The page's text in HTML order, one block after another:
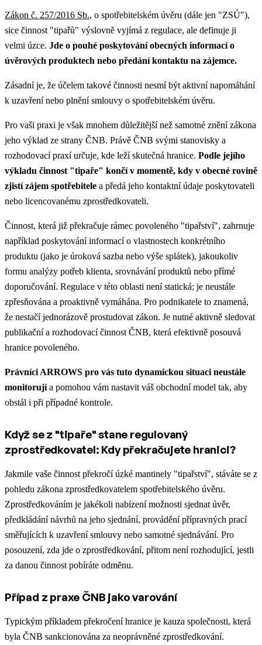
Zákon č. 257/2016 Sb., o spotřebitelském úvěru (dále jen "ZSÚ"),
sice činnost "tipařů" výslovně vyjímá z regulace, ale definuje ji
velmi úzce. Jde o pouhé poskytování obecných informací o
úvěrových produktech nebo předání kontaktu na zájemce.
Zásadní je, že účelem takové činnosti nesmí být aktivní napomáhání
k uzavření nebo plnění smlouvy o spotřebitelském úvěru.
Pro vaši praxi je však mnohem důležitější než samotné znění zákona
jeho výklad ze strany ČNB. Právě ČNB svými stanovisky a
rozhodovací praxí určuje, kde leží skutečná hranice. Podle jejího
výkladu činnost "tipaře" končí v momentě, kdy v obecné rovině
zjistí zájem spotřebitele a předá jeho kontaktní údaje poskytovateli
nebo licencovanému zprostředkovateli.
Činnost, která již překračuje rámec povoleného "tipařství", zahrnuje
například poskytování informací o vlastnostech konkrétního
produktu (jako je úroková sazba nebo výše splátek), jakoukoliv
formu analýzy potřeb klienta, srovnávání produktů nebo přímé
doporučování. Regulace v této oblasti není statická; je neustále
zpřesňována a proaktivně vymáhána. Pro podnikatele to znamená,
že nestačí jednorázově prostudovat zákon. Je nutné aktivně sledovat
publikační a rozhodovací činnost ČNB, která efektivně posouvá
hranice povoleného.
Právníci ARROWS pro vás tuto dynamickou situaci neustále
monitorujía pomohou vám nastavit váš obchodní model tak, aby
obstál i při případné kontrole.
Když se z "tipaře" stane regulovaný
zprostředkovatel: Kdy překračujete hranici?
Jakmile vaše činnost překročí úzké mantinely "tipařství", stáváte se z
pohledu zákona zprostředkovatelem spotřebitelského úvěru.
Zprostředkováním je jakékoli nabízení možnosti sjednat úvěr,
předkládání návrhů na jeho sjednání, provádění přípravných prací
směřujících k uzavření smlouvy nebo samotné sjednávání. Pro
posouzení, zda jde o zprostředkování, přitom není rozhodující, jestli
za danou činnost pobíráte odměnu.
Případ z praxe ČNB jako varování
Typickým příkladem překročení hranice je kauza společnosti, která
byla ČNB sankcionována za neoprávněné zprostředkování.